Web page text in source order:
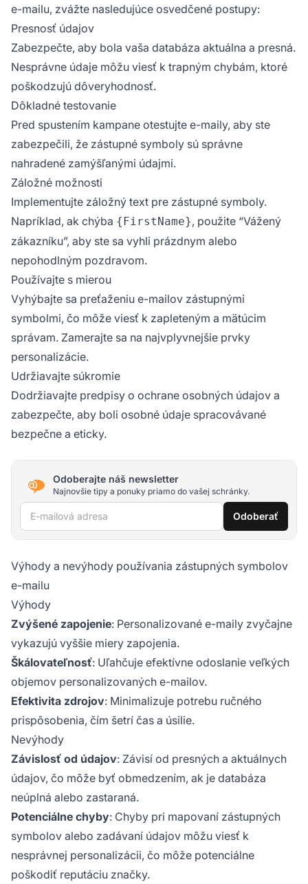
e-mailu, zvážte nasledujúce osvedčené postupy:
Presnosť údajov
Zabezpečte, aby bola vaša databáza aktuálna a presná.
Nesprávne údaje môžu viesť k trapným chybám, ktoré
poškodzujú dôveryhodnosť.
Dôkladné testovanie
Pred spustením kampane otestujte e-maily, aby ste
zabezpečili, že zástupné symboly sú správne
nahradené zamýšľanými údajmi.
Záložné možnosti
Implementujte záložný text pre zástupné symboly.
Napríklad, ak chýba {FirstName}, použite “Vážený
zákazníku”, aby ste sa vyhli prázdnym alebo
nepohodlným pozdravom.
Používajte s mierou
Vyhýbajte sa preťaženiu e-mailov zástupnými
symbolmi, čo môže viesť k zapleteným a mätúcim
správam. Zamerajte sa na najvplyvnejšie prvky
personalizácie.
Udržiavajte súkromie
Dodržiavajte predpisy o ochrane osobných údajov a
zabezpečte, aby boli osobné údaje spracovávané
bezpečne a eticky.
Odoberajte náš newsletter
Najnovšie tipy a ponuky priamo do vašej schránky.
E-mailová adresa Odoberať
Výhody a nevýhody používania zástupných symbolov
e-mailu
Výhody
Zvýšené zapojenie: Personalizované e-maily zvyčajne
vykazujú vyššie miery zapojenia.
Škálovateľnosť: Uľahčuje efektívne odoslanie veľkých
objemov personalizovaných e-mailov.
Efektivita zdrojov: Minimalizuje potrebu ručného
prispôsobenia, čím šetrí čas a úsilie.
Nevýhody
Závislosť od údajov: Závisí od presných a aktuálnych
údajov, čo môže byť obmedzením, ak je databáza
neúplná alebo zastaraná.
Potenciálne chyby: Chyby pri mapovaní zástupných
symbolov alebo zadávaní údajov môžu viesť k
nesprávnej personalizácii, čo môže potenciálne
poškodiť reputáciu značky.